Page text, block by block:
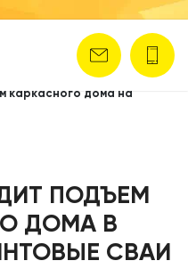
каркасного дома на
ПОДЪЕМ
ДОМА В
СВАИ